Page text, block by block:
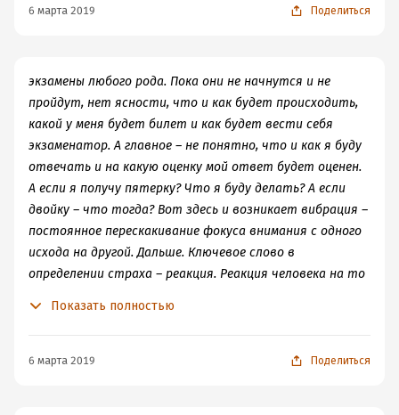
показывает мне: «Что-то из убеждений следует
моей жизни, где мой образ действия сейчас неэффекти
6 марта 2019 Поделиться
экзамены любого рода. Пока они не начнутся и не
пройдут, нет ясности, что и как будет происходить,
какой у меня будет билет и как будет вести себя
экзаменатор. А главное – не понятно, что и как я буду
отвечать и на какую оценку мой ответ будет оценен.
А если я получу пятерку? Что я буду делать? А если
двойку – что тогда? Вот здесь и возникает вибрация –
постоянное перескакивание фокуса внимания с одного
исхода на другой. Дальше. Ключевое слово в
определении страха – реакция. Реакция человека на то
отношению к страшному событию, я становлюсь
Показать полностью
6 марта 2019 Поделиться